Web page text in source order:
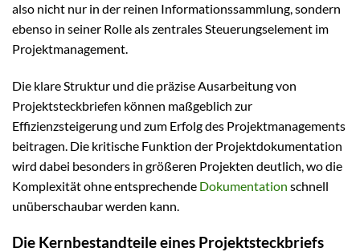
also nicht nur in der reinen Informationssammlung, sondern
ebenso in seiner Rolle als zentrales Steuerungselement im
Projektmanagement.
Die klare Struktur und die präzise Ausarbeitung von
Projektsteckbriefen können maßgeblich zur
Effizienzsteigerung und zum Erfolg des Projektmanagements
beitragen. Die kritische Funktion der Projektdokumentation
wird dabei besonders in größeren Projekten deutlich, wo die
Komplexität ohne entsprechende Dokumentation schnell
unüberschaubar werden kann.
Die Kernbestandteile eines Projektsteckbriefs